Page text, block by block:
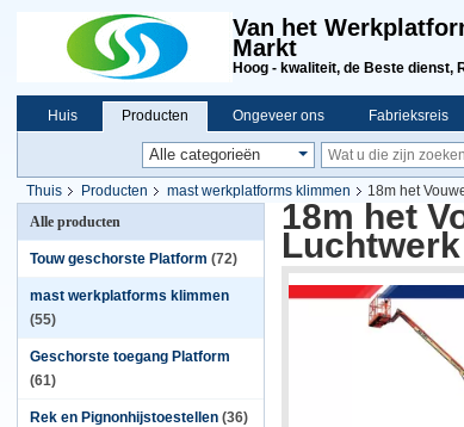
Van het
Markt
Hoog - kwaliteit, de Beste dienst,
Huis Producten Ongeveer ons Fabrieksreis
Thuis Producten mast werkplatforms klimmen
18m het
Alle producten
Touw geschorste Platform (72)
mast werkplatforms klimmen
(55)
Geschorste toegang Platform
(61)
Rek en Pignonhijstoestellen (36)
18m het